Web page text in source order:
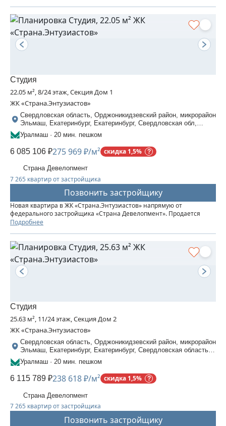
Студия
22.05 м², 8/24 этаж, Секция Дом 1
ЖК «Страна.Энтузиастов»
Свердловская область, Орджоникидзевский район, микрорайон
Эльмаш, Екатеринбург, Екатеринбург, Свердловская обл,
Орджоникидзевский район, Шефская, 22/1
Уралмаш · 20 мин. пешком
6 085 106 ₽275 969 ₽/м² скидка 1,5%
Страна Девелопмент
7 265 квартир от застройщика
Позвонить застройщику
Новая квартира в ЖК «‎Страна.Энтузиастов» напрямую от
федерального застройщика «‎Страна Девелопмент». Продается
студия на 8 этаже от застройщика “Страна Девелопмент”. Площадь
Подробнее
Студия
25.63 м², 11/24 этаж, Секция Дом 2
ЖК «Страна.Энтузиастов»
Свердловская область, Орджоникидзевский район, микрорайон
Эльмаш, Екатеринбург, Екатеринбург, Свердловская область,
Шефская, 30
Уралмаш · 20 мин. пешком
6 115 789 ₽238 618 ₽/м² скидка 1,5%
Страна Девелопмент
7 265 квартир от застройщика
Позвонить застройщику